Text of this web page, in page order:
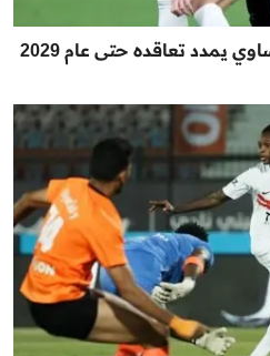
يمدد تعاقده حتى عام 2029